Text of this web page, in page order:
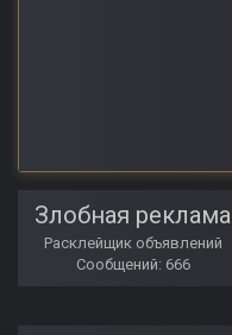
Злобная реклама
Расклейщик объявлений
Сообщений: 666